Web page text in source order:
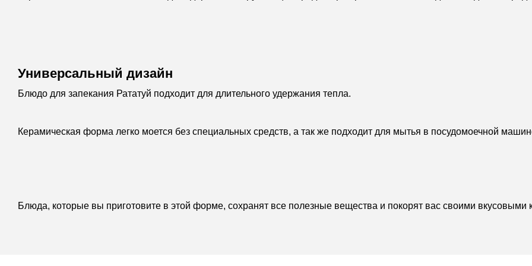
Универсальный дизайн
Блюдо для запекания Рататуй подходит для длительного удержания тепла.
Керамическая форма легко моется без специальных средств, а так же подходит для мытья в посудомоечной
Блюда, которые вы приготовите в этой форме, сохранят все полезные вещества и покорят вас своими вкусовыми